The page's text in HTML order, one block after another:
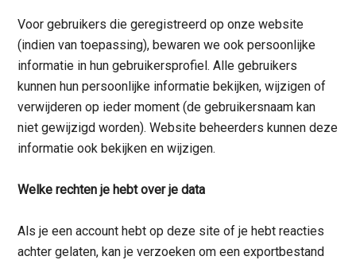
Voor gebruikers die geregistreerd op onze website
(indien van toepassing), bewaren we ook persoonlijke
informatie in hun gebruikersprofiel. Alle gebruikers
kunnen hun persoonlijke informatie bekijken, wijzigen of
verwijderen op ieder moment (de gebruikersnaam kan
niet gewijzigd worden). Website beheerders kunnen deze
informatie ook bekijken en wijzigen.
Welke rechten je hebt over je data
Als je een account hebt op deze site of je hebt reacties
achter gelaten, kan je verzoeken om een exportbestand